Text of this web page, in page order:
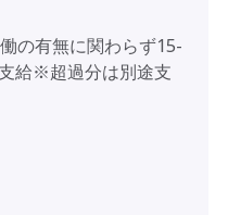
の有無に関わらず15-
給※超過分は別途支